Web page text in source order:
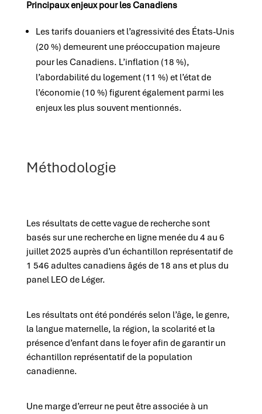
Principaux enjeux pour les Canadiens
Les tarifs douaniers et l’agressivité des États-Unis
(20 %) demeurent une préoccupation majeure
pour les Canadiens. L’inflation (18 %),
l’abordabilité du logement (11 %) et l’état de
l’économie (10 %) figurent également parmi les
enjeux les plus souvent mentionnés.
Méthodologie
Les résultats de cette vague de recherche sont
basés sur une recherche en ligne menée du 4 au 6
juillet 2025 auprès d’un échantillon représentatif de
1 546 adultes canadiens âgés de 18 ans et plus du
panel LEO de Léger.
Les résultats ont été pondérés selon l’âge, le genre,
la langue maternelle, la région, la scolarité et la
présence d’enfant dans le foyer afin de garantir un
échantillon représentatif de la population
canadienne.
Une marge d’erreur ne peut être associée à un